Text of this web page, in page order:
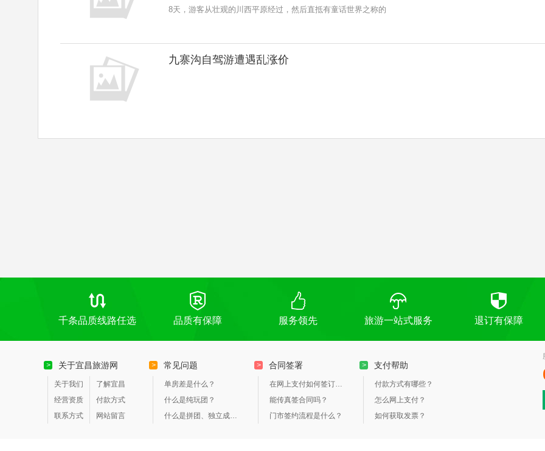
8天，游客从壮观的川西平原经过，然后直抵有童话世界之称的
九寨沟自驾游遭遇乱涨价
千条品质线路任选 品质有保障 服务领先 旅游一站式服务 退订有保障
> 关于宜昌旅游网
关于我们
了解宜昌
经营资质
付款方式
联系方式
网站留言
> 常见问题
单房差是什么？
什么是纯玩团？
什么是拼团、独立成团？
> 合同签署
在网上支付如何签订合同？
能传真签合同吗？
门市签约流程是什么？
> 支付帮助
付款方式有哪些？
怎么网上支付？
如何获取发票？